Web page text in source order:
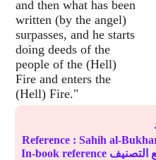
and then what has been
written (by the angel)
surpasses, and he starts
doing deeds of the
people of the (Hell)
Fire and enters the
(Hell) Fire."
Reference :Sahih al-